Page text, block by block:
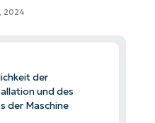
2024
der
und des
der Maschine